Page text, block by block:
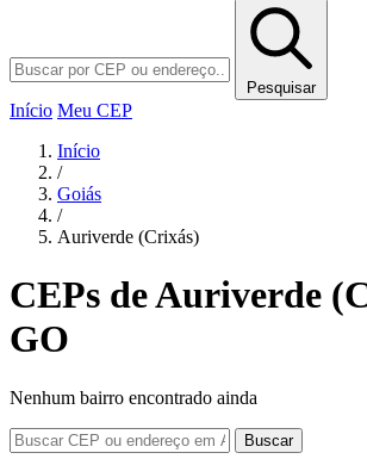
Pesquisar
Início Meu CEP
Início
/
Goiás
/
Auriverde (Crixás)
CEPs de Auriverde
GO
Nenhum bairro encontrado ainda
Buscar